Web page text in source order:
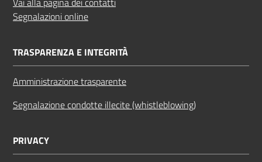
Segnalazioni online
TRASPARENZA E INTEGRITÀ
Amministrazione trasparente
Segnalazione condotte illecite (whistleblowing)
PRIVACY